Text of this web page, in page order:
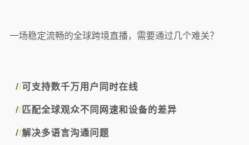
一场稳定流畅的全球跨境直播，需要通过几个难关？
//可支持数千万用户同时在线
//匹配全球观众不同网速和设备的差异
//解决多语言沟通问题